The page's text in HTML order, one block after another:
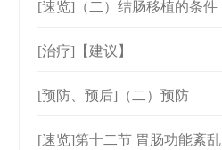
[速览]（二）结肠移植的条件
[治疗]【建议】
[预防、预后]（二）预防
[速览]第十二节 胃肠功能紊乱